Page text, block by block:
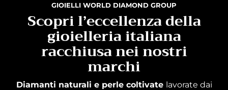
GIOIELLI WORLD DIAMOND GROUP
Scopri l’eccellenza della
gioielleria italiana
racchiusa nei nostri
marchi
Diamanti naturali e perle coltivate lavorate dai